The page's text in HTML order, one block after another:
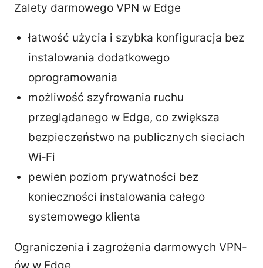
Zalety darmowego VPN w Edge
łatwość użycia i szybka konfiguracja bez
instalowania dodatkowego
oprogramowania
możliwość szyfrowania ruchu
przeglądanego w Edge, co zwiększa
bezpieczeństwo na publicznych sieciach
Wi‑Fi
pewien poziom prywatności bez
konieczności instalowania całego
systemowego klienta
Ograniczenia i zagrożenia darmowych VPN-